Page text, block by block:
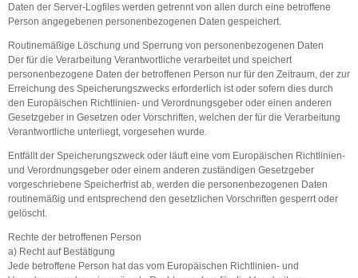
Daten der Server-Logfiles werden getrennt von allen durch eine betroffene
Person angegebenen personenbezogenen Daten gespeichert.
Routinemäßige Löschung und Sperrung von personenbezogenen Daten
Der für die Verarbeitung Verantwortliche verarbeitet und speichert
personenbezogene Daten der betroffenen Person nur für den Zeitraum, der zur
Erreichung des Speicherungszwecks erforderlich ist oder sofern dies durch
den Europäischen Richtlinien- und Verordnungsgeber oder einen anderen
Gesetzgeber in Gesetzen oder Vorschriften, welchen der für die Verarbeitung
Verantwortliche unterliegt, vorgesehen wurde.
Entfällt der Speicherungszweck oder läuft eine vom Europäischen Richtlinien-
und Verordnungsgeber oder einem anderen zuständigen Gesetzgeber
vorgeschriebene Speicherfrist ab, werden die personenbezogenen Daten
routinemäßig und entsprechend den gesetzlichen Vorschriften gesperrt oder
gelöscht.
Rechte der betroffenen Person
a) Recht auf Bestätigung
Jede betroffene Person hat das vom Europäischen Richtlinien- und